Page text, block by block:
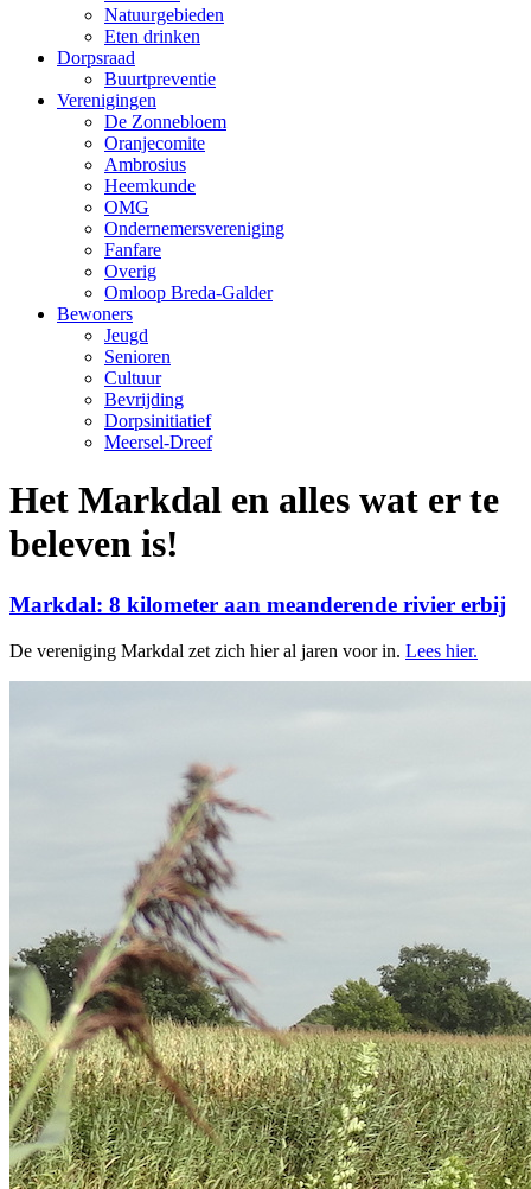
Natuurgebieden
Eten drinken
Dorpsraad
Buurtpreventie
Verenigingen
De Zonnebloem
Oranjecomite
Ambrosius
Heemkunde
OMG
Ondernemersvereniging
Fanfare
Overig
Omloop Breda-Galder
Bewoners
Jeugd
Senioren
Cultuur
Bevrijding
Dorpsinitiatief
Meersel-Dreef
Het Markdal en alles wat er te
beleven is!
Markdal: 8 kilometer aan meanderende rivier erbij
De vereniging Markdal zet zich hier al jaren voor in. Lees hier.